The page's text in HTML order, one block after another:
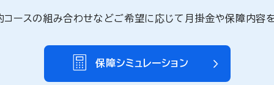
コースの組み合わせなどご希望に応じて月掛金や保障内容を
保障シミュレーション